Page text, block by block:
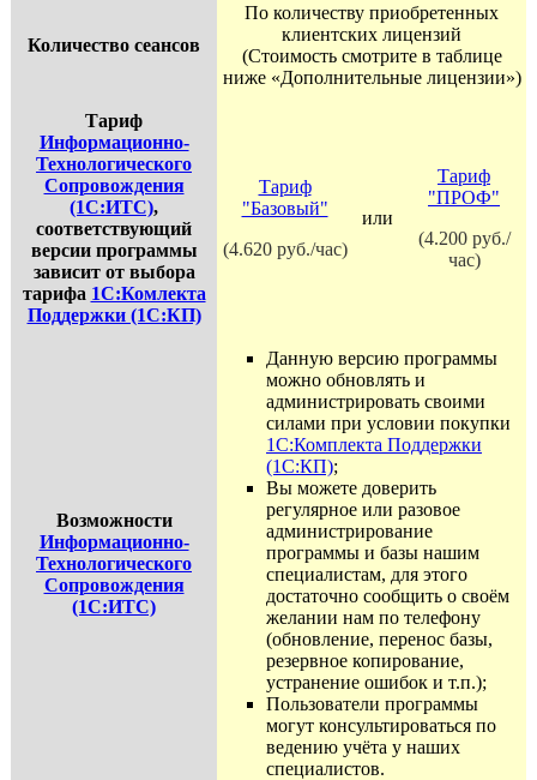
Количество сеансов
По количеству приобретенных
клиентских лицензий
(Стоимость смотрите в таблице
ниже «Дополнительные лицензии»)
Тариф
Информационно-
Технологического
Сопровождения
(1С:ИТС),
соответствующий
версии программы
зависит от выбора
тарифа 1С:Комлекта
Поддержки (1С:КП)
Тариф
"Базовый"
(4.620 руб./час)
или
Тариф
"ПРОФ"
(4.200 руб./
час)
Возможности
Информационно-
Технологического
Сопровождения
(1С:ИТС)
Данную версию программы
можно обновлять и
администрировать своими
силами при условии покупки
1С:Комплекта Поддержки
(1С:КП);
Вы можете доверить
регулярное или разовое
администрирование
программы и базы нашим
специалистам, для этого
достаточно сообщить о своём
желании нам по телефону
(обновление, перенос базы,
резервное копирование,
устранение ошибок и т.п.);
Пользователи программы
могут консультироваться по
ведению учёта у наших
специалистов.